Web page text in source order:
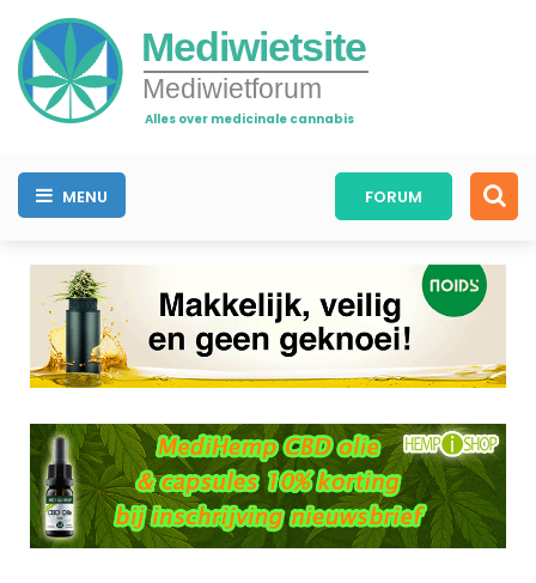
Mediwietsite
Mediwietforum
Alles over medicinale cannabis
MENU FORUM